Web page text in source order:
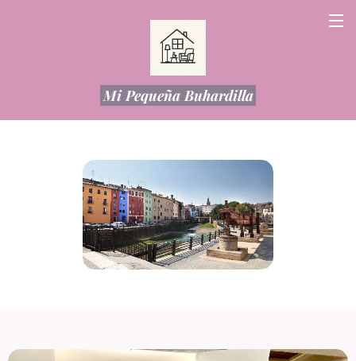
Mi Pequeña Buhardilla